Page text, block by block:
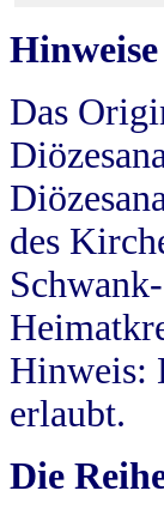
Das
des
Hinweis:
erlaubt.
Die